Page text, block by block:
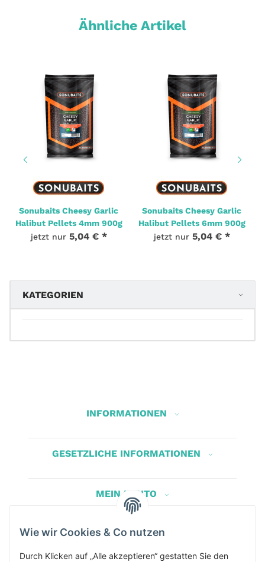
Ähnliche Artikel
Sonubaits Cheesy Garlic
Halibut Pellets 4mm 900g
jetzt nur 5,04 € *
Sonubaits Cheesy Garlic
Halibut Pellets 6mm 900g
jetzt nur 5,04 € *
KATEGORIEN
INFORMATIONEN
GESETZLICHE INFORMATIONEN
MEIN KONTO
Herbis Anglerladen
Inh.Herbert Schinnerl
Wie wir Cookies & Co nutzen
Durch Klicken auf „Alle akzeptieren“ gestatten Sie den